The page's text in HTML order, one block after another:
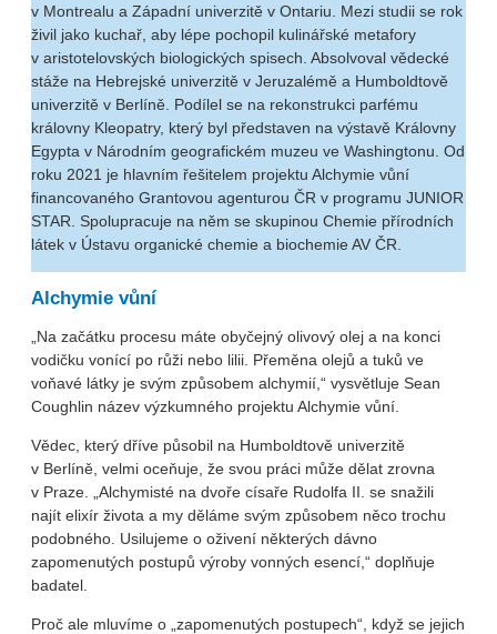
v Montrealu a Západní univerzitě v Ontariu. Mezi studii se rok
živil jako kuchař, aby lépe pochopil kulinářské metafory
v aristotelovských biologických spisech. Absolvoval vědecké
stáže na Hebrejské univerzitě v Jeruzalémě a Humboldtově
univerzitě v Berlíně. Podílel se na rekonstrukci parfému
královny Kleopatry, který byl představen na výstavě Královny
Egypta v Národním geografickém muzeu ve Washingtonu. Od
roku 2021 je hlavním řešitelem projektu Alchymie vůní
financovaného Grantovou agenturou ČR v programu JUNIOR
STAR. Spolupracuje na něm se skupinou Chemie přírodních
látek v Ústavu organické chemie a biochemie AV ČR.
Alchymie vůní
„Na začátku procesu máte obyčejný olivový olej a na konci
vodičku vonící po růži nebo lilii. Přeměna olejů a tuků ve
voňavé látky je svým způsobem alchymií,“ vysvětluje Sean
Coughlin název výzkumného projektu Alchymie vůní.
Vědec, který dříve působil na Humboldtově univerzitě
v Berlíně, velmi oceňuje, že svou práci může dělat zrovna
v Praze. „Alchymisté na dvoře císaře Rudolfa II. se snažili
najít elixír života a my děláme svým způsobem něco trochu
podobného. Usilujeme o oživení některých dávno
zapomenutých postupů výroby vonných esencí,“ doplňuje
badatel.
Proč ale mluvíme o „zapomenutých postupech“, když se jejich